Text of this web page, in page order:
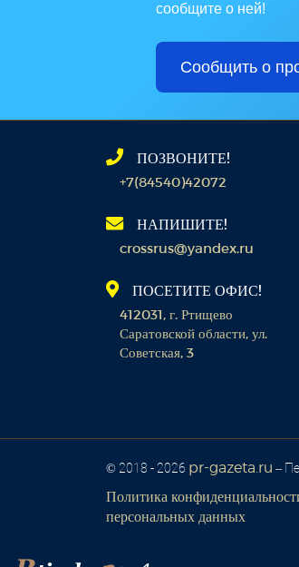
сообщите о ней!
Сообщить о
ПОЗВОНИТЕ!
+7(84540)42072
НАПИШИТЕ!
crossrus@yandex.ru
ПОСЕТИТЕ ОФИС!
412031, г. Ртищево
Саратовской области, ул.
Советская, 3
© 2018 - 2026 pr-gazeta.ru –
Политика
персональных данных